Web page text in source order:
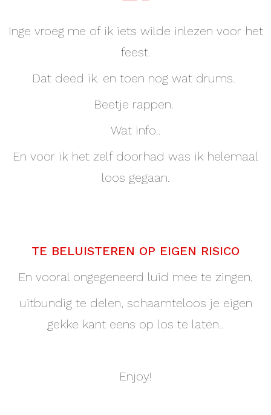
Inge vroeg me of ik iets wilde inlezen voor het
feest.
Dat deed ik. en toen nog wat drums.
Beetje rappen.
Wat info..
En voor ik het zelf doorhad was ik helemaal
loos gegaan.
TE BELUISTEREN OP EIGEN RISICO
En vooral ongegeneerd luid mee te zingen,
uitbundig te delen, schaamteloos je eigen
gekke kant eens op los te laten..
Enjoy!